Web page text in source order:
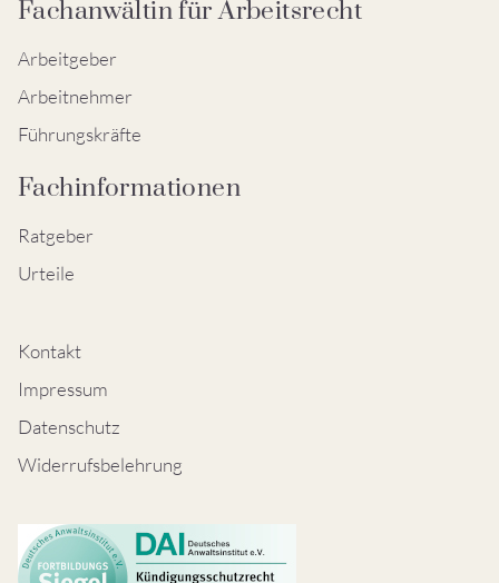
Fachanwältin für Arbeitsrecht
Arbeitgeber
Arbeitnehmer
Führungskräfte
Fachinformationen
Ratgeber
Urteile
Kontakt
Impressum
Datenschutz
Widerrufsbelehrung